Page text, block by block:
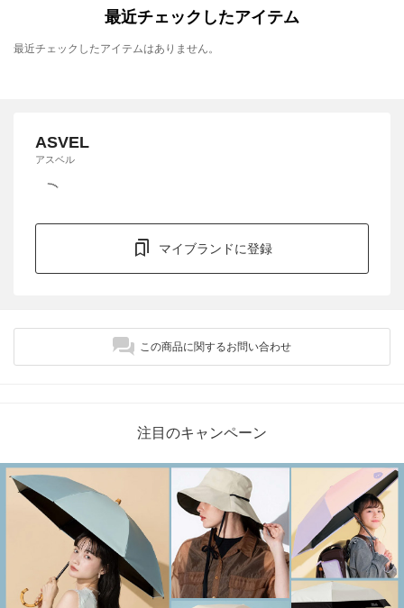
最近チェックしたアイテム
最近チェックしたアイテムはありません。
ASVEL
アスベル
マイブランドに登録
この商品に関するお問い合わせ
注目のキャンペーン